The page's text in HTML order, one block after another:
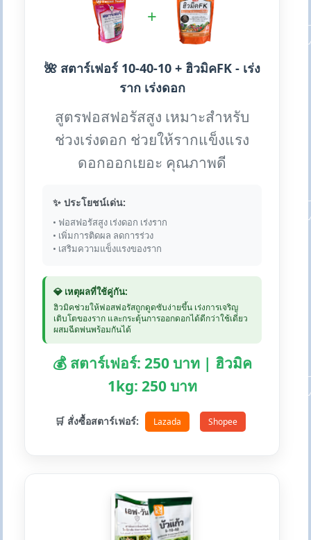
+
🌺 สตาร์เฟอร์ 10-40-10 + ฮิวมิคFK - เร่ง
ราก เร่งดอก
สูตรฟอสฟอรัสสูง เหมาะสำหรับ
ช่วงเร่งดอก ช่วยให้รากแข็งแรง
ดอกออกเยอะ คุณภาพดี
✨ ประโยชน์เด่น:
• ฟอสฟอรัสสูง เร่งดอก เร่งราก
• เพิ่มการติดผล ลดการร่วง
• เสริมความแข็งแรงของราก
💎 เหตุผลที่ใช้คู่กัน:
ฮิวมิคช่วยให้ฟอสฟอรัสถูกดูดซับง่ายขึ้น เร่งการเจริญ
เติบโตของราก และกระตุ้นการออกดอกได้ดีกว่าใช้เดี่ยว
ผสมฉีดพ่นพร้อมกันได้
💰 สตาร์เฟอร์: 250 บาท | ฮิวมิค
1kg: 250 บาท
🛒 สั่งซื้อสตาร์เฟอร์: Lazada Shopee